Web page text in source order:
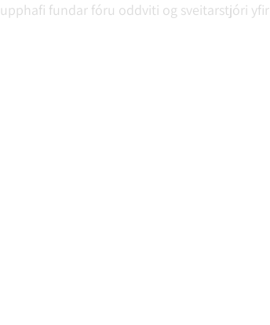
fundar fóru oddviti og sveitarstjóri yfir